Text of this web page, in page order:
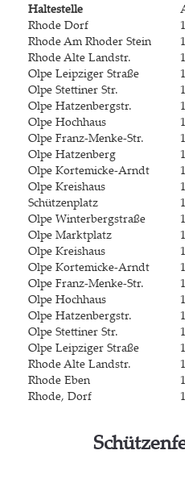
Hal­te­stel­le
Rho­de Dorf
Rho­de Am Rho­der Stein
Rho­de Alte Landstr.
Olpe Leip­zi­ger Straße
Olpe Stet­ti­ner Str.
Olpe Hat­zen­berg­str.
Olpe Hoch­haus
Olpe Franz-Men­ke-Str.
Olpe Hat­zen­berg
Olpe Kor­te­mi­cke-Arndt
Olpe Kreis­haus
Schüt­zen­platz
Olpe Win­ter­berg­stra­ße
Olpe Markt­platz
Olpe Kreis­haus
Olpe Kor­te­mi­cke-Arndt
Olpe Franz-Men­ke-Str.
Olpe Hoch­haus
Olpe Hat­zen­berg­str.
Olpe Stet­ti­ner Str.
Olpe Leip­zi­ger Straße
Rho­de Alte Landstr.
Rho­de Eben
Rho­de, Dorf